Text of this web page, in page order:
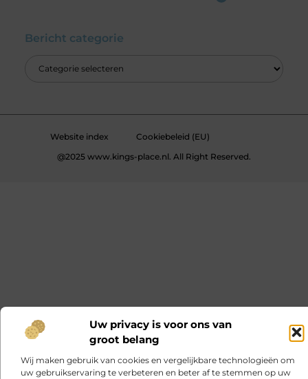
Uw privacy is voor ons van
groot belang
Wij maken gebruik van cookies en vergelijkbare technologieën om
uw gebruikservaring te verbeteren en beter af te stemmen op uw
Bericht categorie
Website index
Cookiebeleid (EU)
@2025 www.kings-place.nl. All Right Reserved.